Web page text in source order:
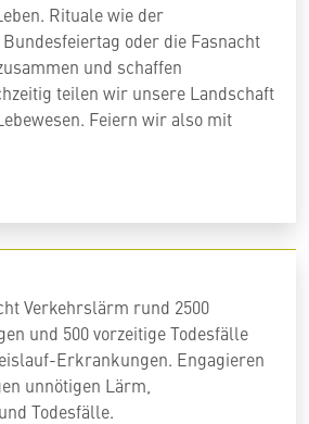
Rituale wie der
oder die Fasnacht
und schaffen
teilen wir unsere Landschaft
Feiern wir also mit
Verkehrslärm rund 2500
und 500 vorzeitige Todesfälle
Erkrankungen. Engagieren
unnötigen Lärm,
Todesfälle.